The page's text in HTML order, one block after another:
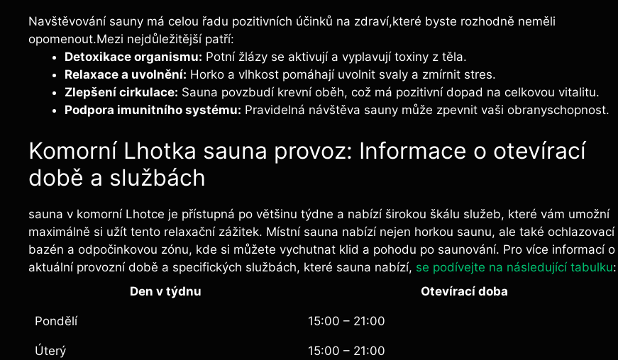
Navštěvování sauny má celou řadu pozitivních účinků na zdraví,které byste rozhodně neměli
opomenout.Mezi nejdůležitější patří:
Detoxikace organismu: Potní žlázy se aktivují a vyplavují toxiny z těla.
Relaxace a uvolnění: Horko a vlhkost pomáhají uvolnit svaly a zmírnit stres.
Zlepšení cirkulace: Sauna povzbudí krevní oběh, což má pozitivní dopad na celkovou vitalitu.
Podpora imunitního systému: Pravidelná návštěva sauny může zpevnit vaši obranyschopnost.
Komorní Lhotka sauna provoz: Informace o otevírací
době a službách
sauna v komorní Lhotce je přístupná po většinu týdne a nabízí širokou škálu služeb, které vám umožní
maximálně si užít tento relaxační zážitek. Místní sauna nabízí nejen horkou saunu, ale také ochlazovací
bazén a odpočinkovou zónu, kde si můžete vychutnat klid a pohodu po saunování. Pro více informací o
aktuální provozní době a specifických službách, které sauna nabízí, se podívejte na následující tabulku:
Den v týdnu
Otevírací doba
Pondělí 15:00 – 21:00
Úterý 15:00 – 21:00